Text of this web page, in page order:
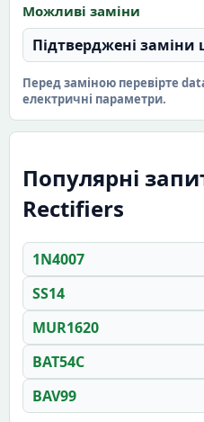
Можливі заміни
Підтверджені заміни
Перед заміною перевірте
електричні параметри.
Популярні
Rectifiers
1N4007
SS14
MUR1620
BAT54C
BAV99